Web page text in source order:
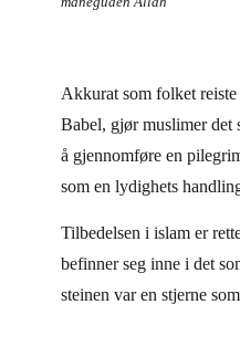
Akkurat som folket
Babel, gjør muslimer det
å gjennomføre en
som en lydighets
Tilbedelsen i islam er
befinner seg inne i det
steinen var en stjerne